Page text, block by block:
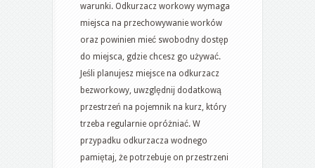
warunki. Odkurzacz workowy wymaga
miejsca na przechowywanie worków
oraz powinien mieć swobodny dostęp
do miejsca, gdzie chcesz go używać.
Jeśli planujesz miejsce na odkurzacz
bezworkowy, uwzględnij dodatkową
przestrzeń na pojemnik na kurz, który
trzeba regularnie opróżniać. W
przypadku odkurzacza wodnego
pamiętaj, że potrzebuje on przestrzeni